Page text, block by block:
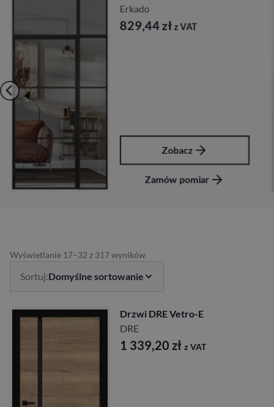
Erkado
829,44 zł z VAT
Zobacz
Zamów pomiar
Wyświetlanie 17–32 z 317 wyników
Sortuj:Domyślne sortowanie
Drzwi DRE Vetro-E
DRE
1 339,20 zł z VAT